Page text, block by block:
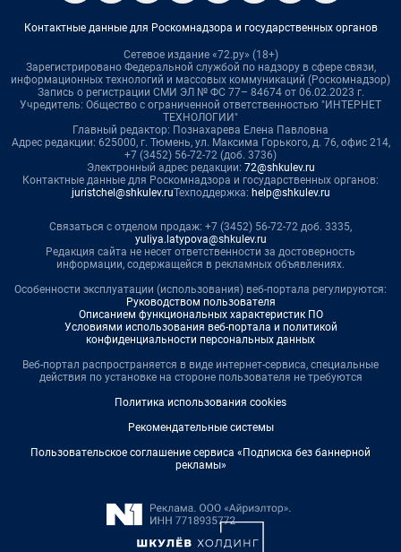
Контактные данные для Роскомнадзора и государственных органов
Сетевое издание «72.ру» (18+)
Зарегистрировано Федеральной службой по надзору в сфере связи,
информационных технологий и массовых коммуникаций (Роскомнадзор)
Запись о регистрации СМИ ЭЛ № ФС 77– 84674 от 06.02.2023 г.
Учредитель: Общество с ограниченной ответственностью "ИНТЕРНЕТ
ТЕХНОЛОГИИ"
Главный редактор: Познахарева Елена Павловна
Адрес редакции: 625000, г. Тюмень, ул. Максима Горького, д. 76, офис 214,
+7 (3452) 56-72-72 (доб. 3736)
Электронный адрес редакции: 72@shkulev.ru
Контактные данные для Роскомнадзора и государственных органов:
juristchel@shkulev.ruТехподдержка: help@shkulev.ru
Связаться с отделом продаж: +7 (3452) 56-72-72 доб. 3335,
yuliya.latypova@shkulev.ru
Редакция сайта не несет ответственности за достоверность
информации, содержащейся в рекламных объявлениях.
Особенности эксплуатации (использования) веб-портала регулируются:
Руководством пользователя
Описанием функциональных характеристик ПО
Условиями использования веб-портала и политикой
конфиденциальности персональных данных
Веб-портал распространяется в виде интернет-сервиса, специальные
действия по установке на стороне пользователя не требуются
Политика использования cookies
Рекомендательные системы
Пользовательское соглашение сервиса «Подписка без баннерной
рекламы»